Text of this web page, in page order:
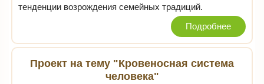
тенденции возрождения семейных традиций.
Подробнее
Проект на тему "Кровеносная система
человека"